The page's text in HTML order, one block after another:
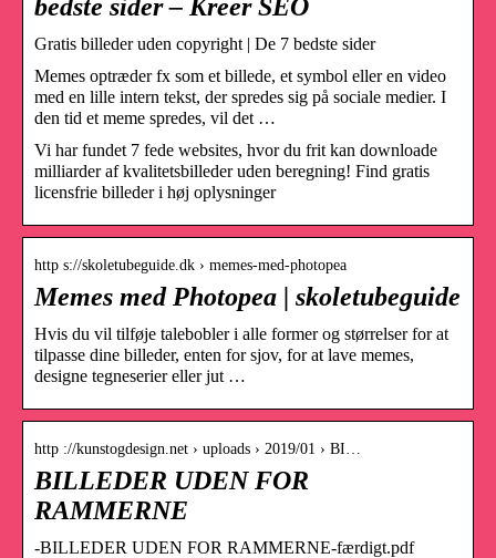
bedste sider – Kreer SEO
Gratis billeder uden copyright | De 7 bedste sider
Memes optræder fx som et billede, et symbol eller en video
med en lille intern tekst, der spredes sig på sociale medier. I
den tid et meme spredes, vil det …
Vi har fundet 7 fede websites, hvor du frit kan downloade
milliarder af kvalitetsbilleder uden beregning! Find gratis
licensfrie billeder i høj oplysninger
http s://skoletubeguide.dk › memes-med-photopea
Memes med Photopea | skoletubeguide
Hvis du vil tilføje talebobler i alle former og størrelser for at
tilpasse dine billeder, enten for sjov, for at lave memes,
designe tegneserier eller jut …
http ://kunstogdesign.net › uploads › 2019/01 › BI…
BILLEDER UDEN FOR
RAMMERNE
-BILLEDER UDEN FOR RAMMERNE-færdigt.pdf